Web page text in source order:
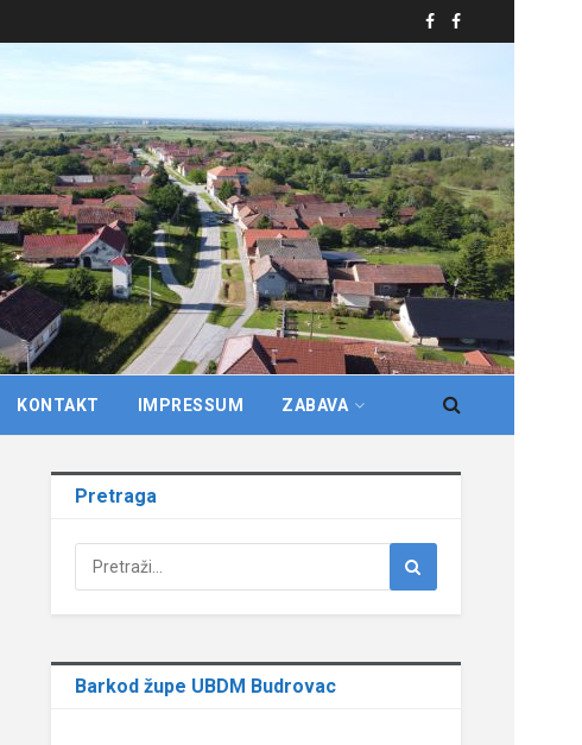
KONTAKT IMPRESSUM ZABAVA
Pretraga
Barkod župe UBDM Budrovac